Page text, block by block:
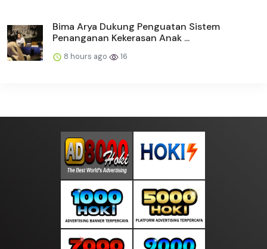
Bima Arya Dukung Penguatan Sistem
Penanganan Kekerasan Anak ...
8 hours ago 16